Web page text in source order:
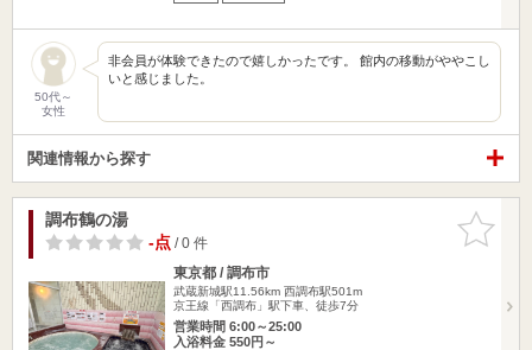
50代～
女性
非会員が体験できたので嬉しかったです。 館内の移動がややこし
いと感じました。
関連情報から探す
お気に入
りに追加
調布鶴の湯
-点/ 0 件
東京都 / 調布市
武蔵新城駅11.56km 西調布駅501m
京王線「西調布」駅下車、徒歩7分
営業時間 6:00～25:00
入浴料金 550円～